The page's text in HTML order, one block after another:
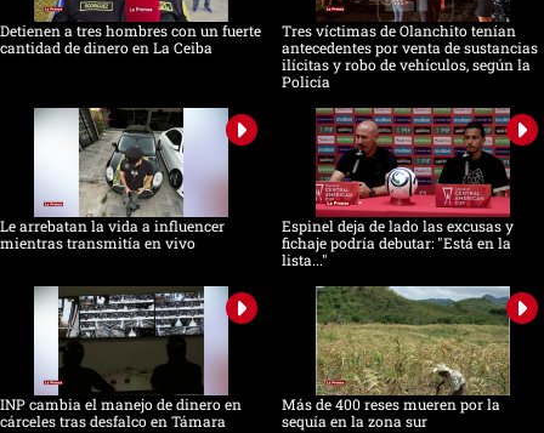
Detienen a tres hombres con un fuerte
cantidad de dinero en La Ceiba
Tres víctimas de Olanchito tenían
antecedentes por venta de sustancias
ilícitas y robo de vehículos, según la
Policía
Le arrebatan la vida a influencer
mientras transmitía en vivo
Espinel deja de lado las excusas y
fichaje podría debutar: "Está en la
lista..."
INP cambia el manejo de dinero en
cárceles tras desfalco en Támara
Más de 400 reses mueren por la
sequía en la zona sur